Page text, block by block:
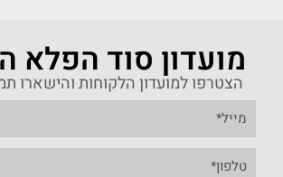
מועדון סוד הפלא
הצטרפו למועדון הלקוחות והישארו